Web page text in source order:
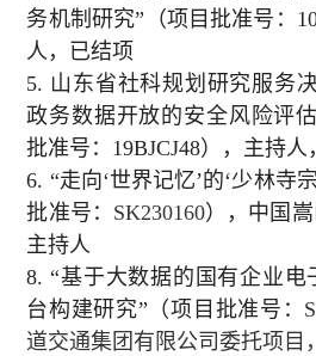
务机制研究”（项目批准号：
人，已结项
5. 山东省社科规划研究服务
政务数据开放的安全风险评
批准号： 19BJCJ48），主持人
6. “走向‘世界记忆’的‘少林寺
批准号： SK230160），中国嵩
主持人
8. “基于大数据的国有企业电
台构建研究”（项目批准号：
道交通集团有限公司委托项目